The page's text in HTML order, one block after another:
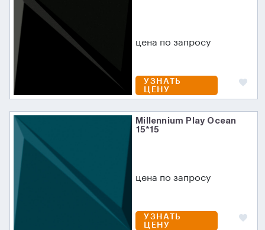
цена по запросу
УЗНАТЬ
ЦЕНУ
Millennium Play Ocean
15*15
цена по запросу
УЗНАТЬ
ЦЕНУ